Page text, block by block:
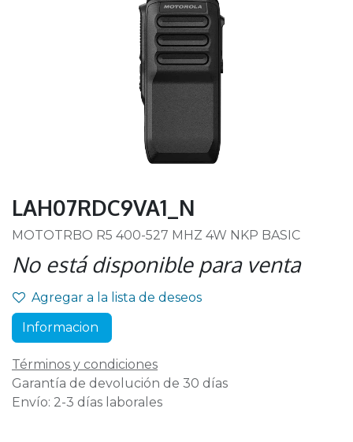
LAH07RDC9VA1_N
MOTOTRBO R5 400-527 MHZ 4W NKP BASIC
No está disponible para venta
Agregar a la lista de deseos
Informacion
Términos y condiciones
Garantía de devolución de 30 días
Envío: 2-3 días laborales